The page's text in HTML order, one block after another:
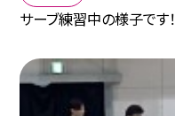
サーブ練習中の様子です！